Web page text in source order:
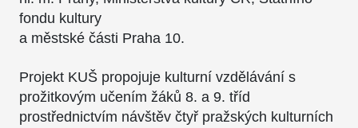
fondu kultury
a městské části Praha 10.
Projekt KUŠ propojuje kulturní vzdělávání s
prožitkovým učením žáků 8. a 9. tříd
prostřednictvím návštěv čtyř pražských kulturních